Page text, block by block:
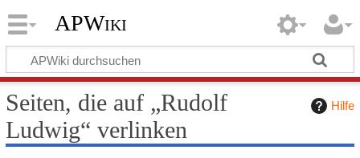
APWiki
Hilfe
Seiten, die auf „Rudolf
Ludwig“ verlinken